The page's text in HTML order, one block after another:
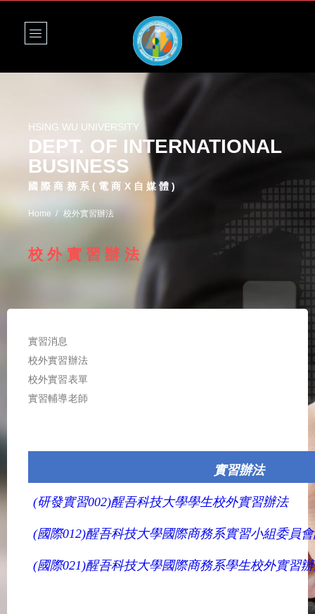
HSING WU UNIVERSITY
DEPT. OF INTERNATIONAL
BUSINESS
國際商務系(電商X自媒體)
Home 校外實習辦法
校外實習辦法
實習消息
校外實習辦法
校外實習表單
實習輔導老師
實習辦法
(研發實習002)醒吾科技大學學生校外實習辦法
(國際012)醒吾科技大學國際商務系實習小組委員
(國際021)醒吾科技大學國際商務系學生校外實習